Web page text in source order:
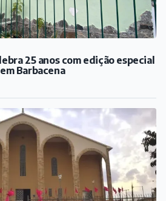
25 anos com edição especial
Barbacena